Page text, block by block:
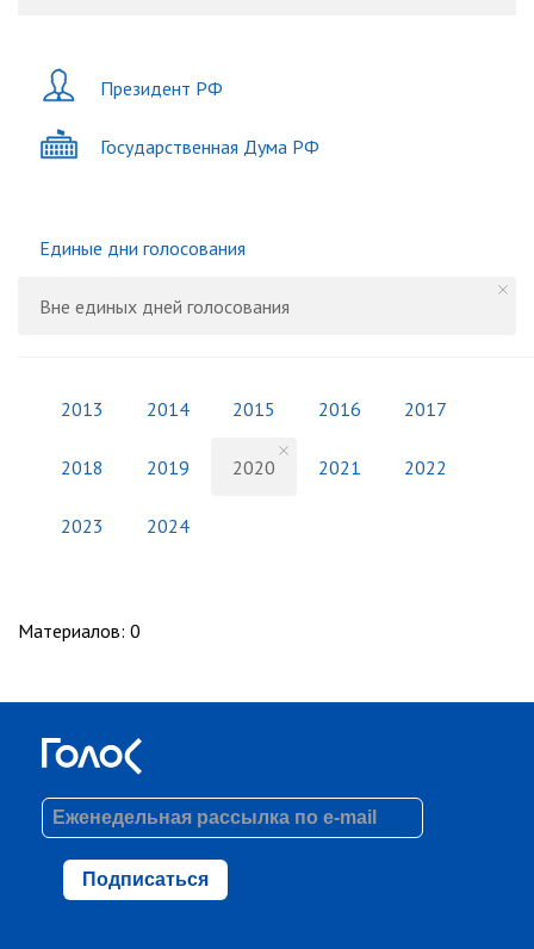
Президент РФ
Государственная Дума РФ
Единые дни голосования
Вне единых дней голосования
2013 2014 2015 2016 2017
2018 2019 2020 2021 2022
2023 2024
Материалов: 0
Подписаться